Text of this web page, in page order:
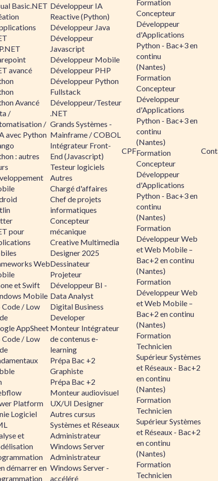
Basic.NET
avancé
Avancé
/
/
avec Python
: autres
pour
Web
et Swift
Mobile
/ Low
AppSheet
/ Low
Platform
Logiciel
et
démarrer en
Développeur IA
Reactive (Python)
Développeur Java
Développeur
Javascript
Développeur Mobile
Développeur PHP
Développeur Python
Fullstack
Développeur/Testeur
.NET
Grands Systèmes -
Mainframe / COBOL
Intégrateur Front-
End (Javascript)
Testeur logiciels
Autres
Chargé d'affaires
Chef de projets
informatiques
Concepteur
mécanique
Creative Multimedia
Designer 2025
Dessinateur
Projeteur
Développeur BI -
Data Analyst
Digital Business
Developer
Monteur Intégrateur
de contenus e-
learning
Prépa Bac +2
Graphiste
Prépa Bac +2
Monteur audiovisuel
UX/UI Designer
Autres cursus
Systèmes et Réseaux
Administrateur
Windows Server
Administrateur
Windows Server -
accéléré
CPF
Formation
Concepteur
Développeur
d'Applications
Python - Bac+3 en
continu
(Nantes)
Formation
Concepteur
Développeur
d'Applications
Python - Bac+3 en
continu
(Nantes)
Formation
Concepteur
Développeur
d'Applications
Python - Bac+3 en
continu
(Nantes)
Formation
Développeur Web
et Web Mobile –
Bac+2 en continu
(Nantes)
Formation
Développeur Web
et Web Mobile –
Bac+2 en continu
(Nantes)
Formation
Technicien
Supérieur Systèmes
et Réseaux - Bac+2
en continu
(Nantes)
Formation
Technicien
Supérieur Systèmes
et Réseaux - Bac+2
en continu
(Nantes)
Formation
Technicien